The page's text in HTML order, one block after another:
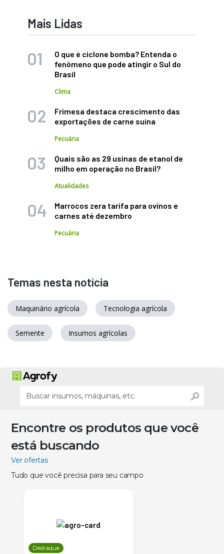
Mais Lidas
O que é ciclone bomba? Entenda o
fenômeno que pode atingir o Sul do
Brasil
Clima
Frimesa destaca crescimento das
exportações de carne suína
Pecuária
Quais são as 29 usinas de etanol de
milho em operação no Brasil?
Atualidades
Marrocos zera tarifa para ovinos e
carnes até dezembro
Pecuária
Temas nesta notícia
Maquinário agrícola Tecnologia agrícola
Semente Insumos agrícolas
Encontre os produtos que você
está buscando
Ver ofertas
Tudo que você precisa para seu campo
Destaque